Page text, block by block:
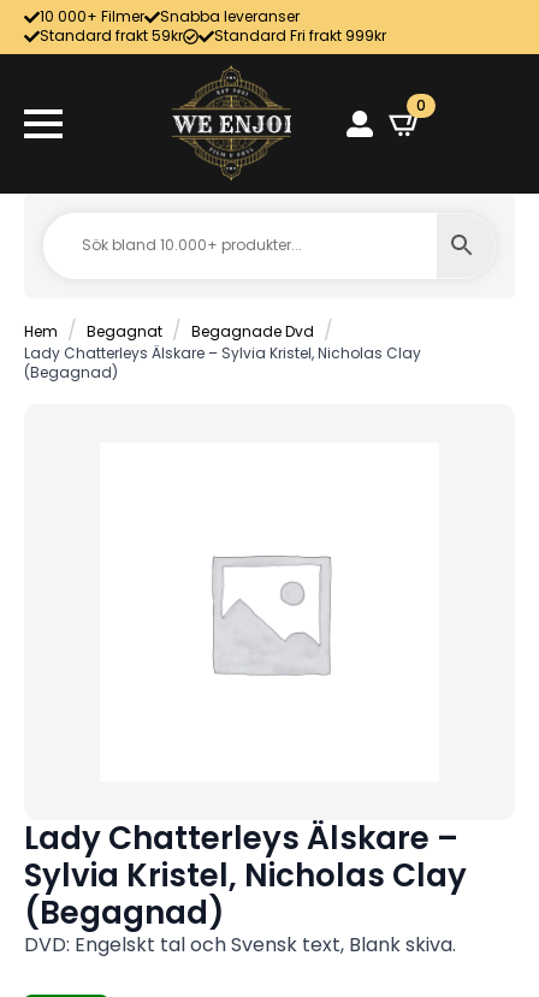
10 000+ Filmer
Snabba leveranser
Standard frakt 59kr
Standard Fri frakt 999kr
0
Hem Begagnat
Begagnade Dvd
Lady Chatterleys Älskare – Sylvia Kristel, Nicholas Clay
(Begagnad)
Lady Chatterleys Älskare –
Sylvia Kristel, Nicholas Clay
(Begagnad)
DVD: Engelskt tal och Svensk text, Blank skiva.